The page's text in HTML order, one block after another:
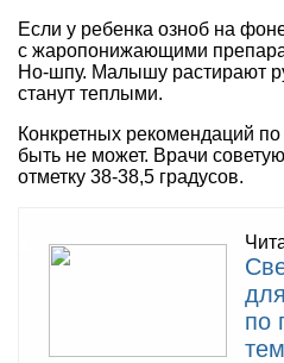
Если у ребенка озноб на
с жаропонижающими
Но-шпу. Малышу растирают
станут теплыми.
Конкретных рекомендаций
быть не может. Врачи
отметку 38-38,5 градусов.
по